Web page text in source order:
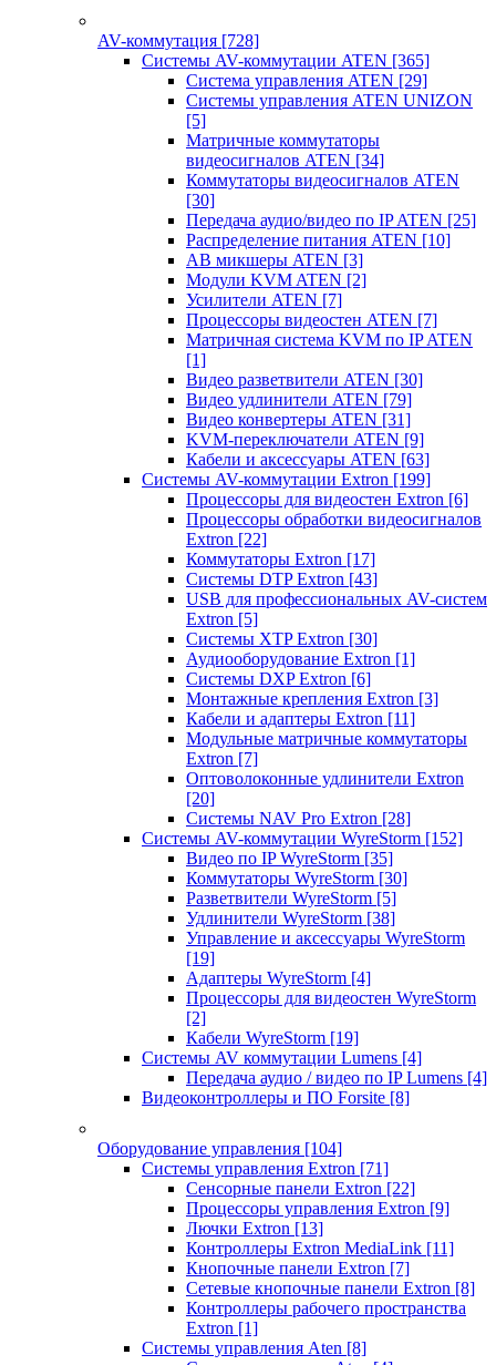
AV-коммутация [728]
Системы AV-коммутации ATEN [365]
Система управления ATEN [29]
Системы управления ATEN UNIZON
[5]
Матричные коммутаторы
видеосигналов ATEN [34]
Коммутаторы видеосигналов ATEN
[30]
Передача аудио/видео по IP ATEN [25]
Распределение питания ATEN [10]
АВ микшеры ATEN [3]
Модули KVM ATEN [2]
Усилители ATEN [7]
Процессоры видеостен ATEN [7]
Матричная система KVM по IP ATEN
[1]
Видео разветвители ATEN [30]
Видео удлинители ATEN [79]
Видео конвертеры ATEN [31]
KVM-переключатели ATEN [9]
Кабели и аксессуары ATEN [63]
Системы AV-коммутации Extron [199]
Процессоры для видеостен Extron [6]
Процессоры обработки видеосигналов
Extron [22]
Коммутаторы Extron [17]
Системы DTP Extron [43]
USB для профессиональных AV-систем
Extron [5]
Системы XTP Extron [30]
Аудиооборудование Extron [1]
Системы DXP Extron [6]
Монтажные крепления Extron [3]
Кабели и адаптеры Extron [11]
Модульные матричные коммутаторы
Extron [7]
Оптоволоконные удлинители Extron
[20]
Системы NAV Pro Extron [28]
Системы AV-коммутации WyreStorm [152]
Видео по IP WyreStorm [35]
Коммутаторы WyreStorm [30]
Разветвители WyreStorm [5]
Удлинители WyreStorm [38]
Управление и аксессуары WyreStorm
[19]
Адаптеры WyreStorm [4]
Процессоры для видеостен WyreStorm
[2]
Кабели WyreStorm [19]
Системы AV коммутации Lumens [4]
Передача аудио / видео по IP Lumens [4]
Видеоконтроллеры и ПО Forsite [8]
Оборудование управления [104]
Системы управления Extron [71]
Сенсорные панели Extron [22]
Процессоры управления Extron [9]
Лючки Extron [13]
Контроллеры Extron MediaLink [11]
Кнопочные панели Extron [7]
Сетевые кнопочные панели Extron [8]
Контроллеры рабочего пространства
Extron [1]
Системы управления Aten [8]